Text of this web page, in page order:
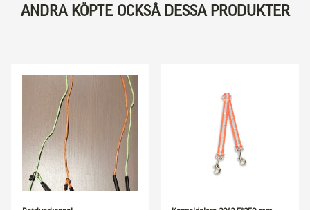
ANDRA KÖPTE OCKSÅ DESSA PRODUKTER